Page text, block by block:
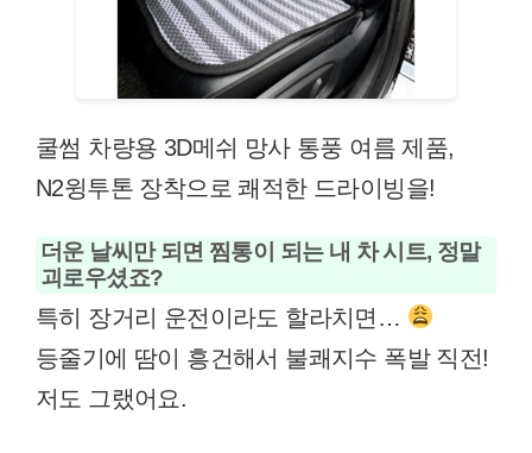
쿨썸 차량용 3D메쉬 망사 통풍 여름 제품,
N2윙투톤 장착으로 쾌적한 드라이빙을!
더운 날씨만 되면 찜통이 되는 내 차 시트, 정말
괴로우셨죠?
특히 장거리 운전이라도 할라치면…
등줄기에 땀이 흥건해서 불쾌지수 폭발 직전!
저도 그랬어요.